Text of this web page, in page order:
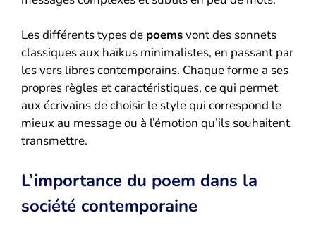
Les différents types de poemsvont des sonnets
classiques aux haïkus minimalistes, en passant par
les vers libres contemporains. Chaque forme a ses
propres règles et caractéristiques, ce qui permet
aux écrivains de choisir le style qui correspond le
mieux au message ou à l’émotion qu’ils souhaitent
transmettre.
L’importance du poem dans la
société contemporaine